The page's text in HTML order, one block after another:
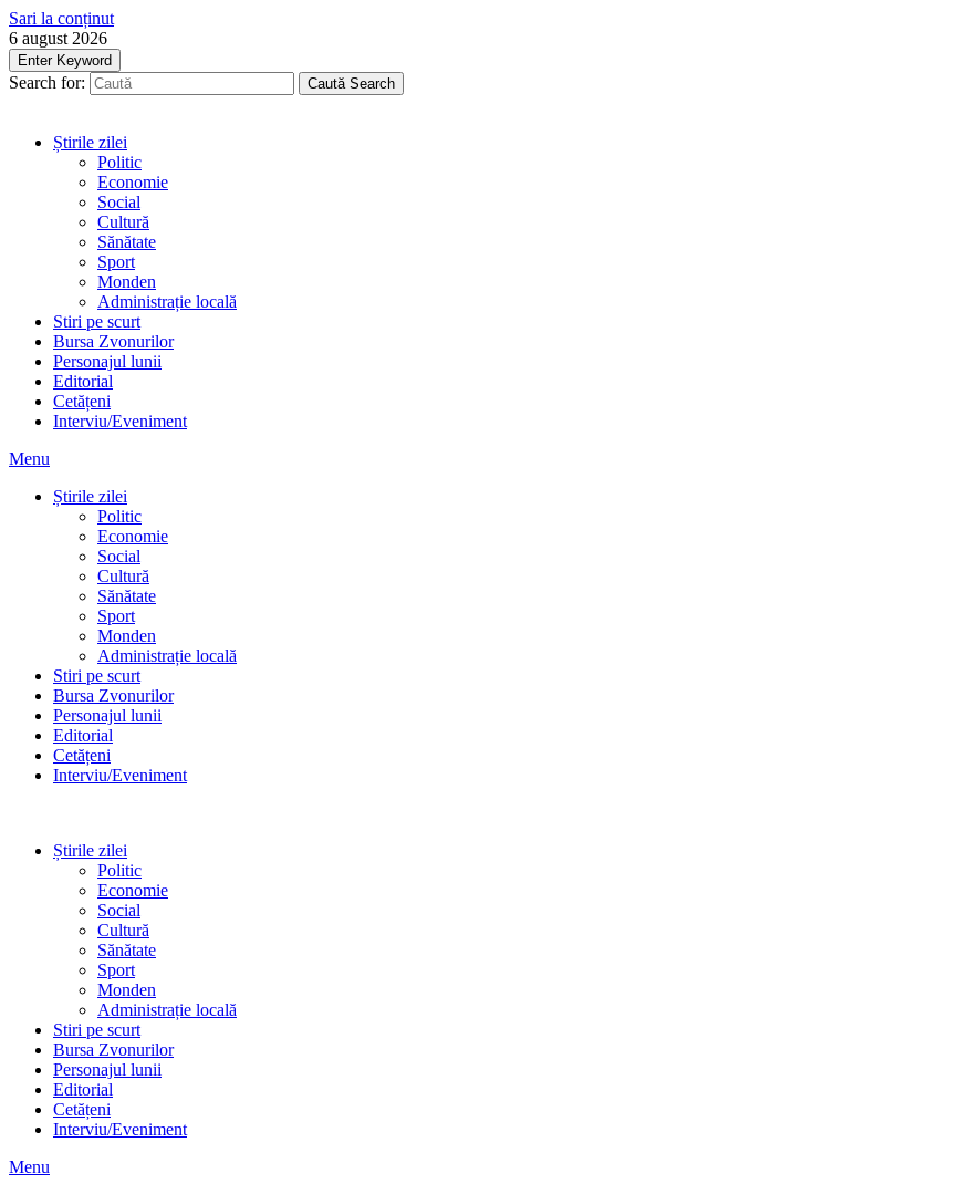
Sari la conținut
6 august 2026
Enter Keyword
Search for: Caută Search
Știrile zilei
Politic
Economie
Social
Cultură
Sănătate
Sport
Monden
Administrație locală
Stiri pe scurt
Bursa Zvonurilor
Personajul lunii
Editorial
Cetățeni
Interviu/Eveniment
Menu
Știrile zilei
Politic
Economie
Social
Cultură
Sănătate
Sport
Monden
Administrație locală
Stiri pe scurt
Bursa Zvonurilor
Personajul lunii
Editorial
Cetățeni
Interviu/Eveniment
Știrile zilei
Politic
Economie
Social
Cultură
Sănătate
Sport
Monden
Administrație locală
Stiri pe scurt
Bursa Zvonurilor
Personajul lunii
Editorial
Cetățeni
Interviu/Eveniment
Menu